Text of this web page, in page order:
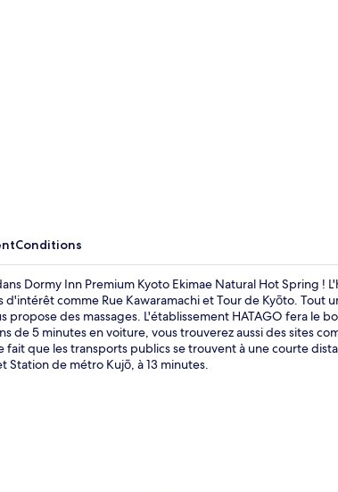
Conditions
Dormy Inn Premium Kyoto Ekimae Natural Hot Spring !
d'intérêt comme Rue Kawaramachi et Tour de Kyōto. Tout
propose des massages. L'établissement HATAGO fera le
de 5 minutes en voiture, vous trouverez aussi des sites
fait que les transports publics se trouvent à une courte
Station de métro Kujō, à 13 minutes.